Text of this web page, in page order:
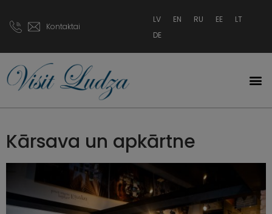
Kontaktai
LV EN RU EE
LT
DE
Kārsava un apkārtne